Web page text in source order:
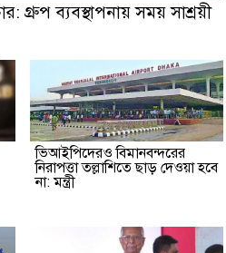
গ্রুপ ব্যবস্থাপনায় সময় সাশ্রয়ী
ভিআইপিদেরও বিমানবন্দরের
নিরাপত্তা তল্লাশিতে ছাড় দেওয়া হবে
না: মন্ত্রী